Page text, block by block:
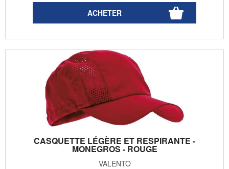
CASQUETTE LÉGÈRE ET RESPIRANTE -
MONEGROS - ROUGE
VALENTO